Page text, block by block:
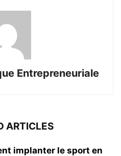
Entrepreneuriale
ARTICLES
implanter le sport en